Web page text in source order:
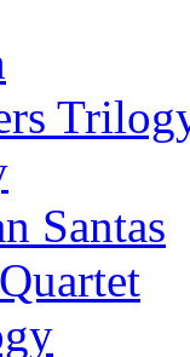
Santas